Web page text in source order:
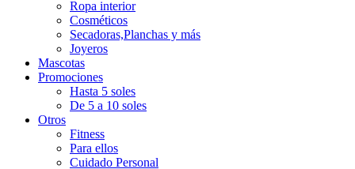
Ropa interior
Cosméticos
Secadoras,Planchas y más
Joyeros
Mascotas
Promociones
Hasta 5 soles
De 5 a 10 soles
Otros
Fitness
Para ellos
Cuidado Personal